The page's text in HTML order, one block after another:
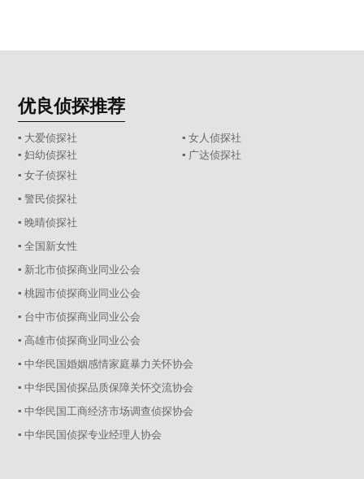
优良侦探推荐
▪ 大爱侦探社
▪ 女人侦探社
▪ 妇幼侦探社
▪ 广达侦探社
▪ 女子侦探社
▪ 警民侦探社
▪ 晚晴侦探社
▪ 全国新女性
▪ 新北市侦探商业同业公会
▪ 桃园市侦探商业同业公会
▪ 台中市侦探商业同业公会
▪ 高雄市侦探商业同业公会
▪ 中华民国婚姻感情家庭暴力关怀协会
▪ 中华民国侦探品质保障关怀交流协会
▪ 中华民国工商经济市场调查侦探协会
▪ 中华民国侦探专业经理人协会